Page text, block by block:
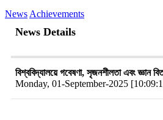
News Achievements
News Details
বিশ্ববিদ্যালয়ে গবেষণা, সৃজনশীলতা এবং জ্ঞান
Monday, 01-September-2025